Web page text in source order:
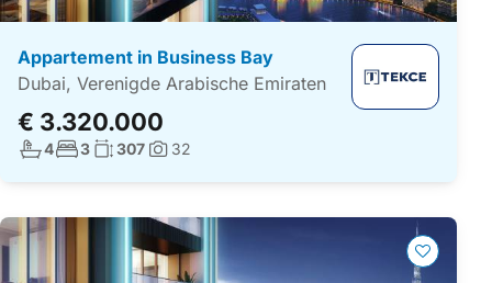
Appartement in Business Bay
Dubai, Verenigde Arabische Emiraten
€ 3.320.000
Aantal badkamers:
4Aantal slaapkamers:
3Woonoppervlakte:
307 Foto's:
32